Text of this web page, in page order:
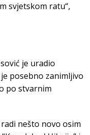
svjetskom ratu“,
je uradio
posebno zanimljivo
po stvarnim
nešto novo osim